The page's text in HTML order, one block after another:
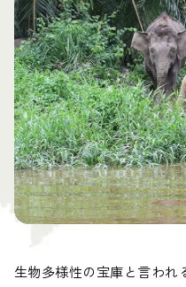
生物多様性の宝庫と言われ